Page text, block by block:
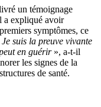
un témoignage
a expliqué avoir
symptômes, ce
Je suis la preuve vivante
en guérir», a-t-il
les signes de la
de santé.